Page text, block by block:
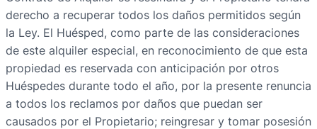
derecho a recuperar todos los daños permitidos según
la Ley. El Huésped, como parte de las consideraciones
de este alquiler especial, en reconocimiento de que esta
propiedad es reservada con anticipación por otros
Huéspedes durante todo el año, por la presente renuncia
a todos los reclamos por daños que puedan ser
causados por el Propietario; reingresar y tomar posesión